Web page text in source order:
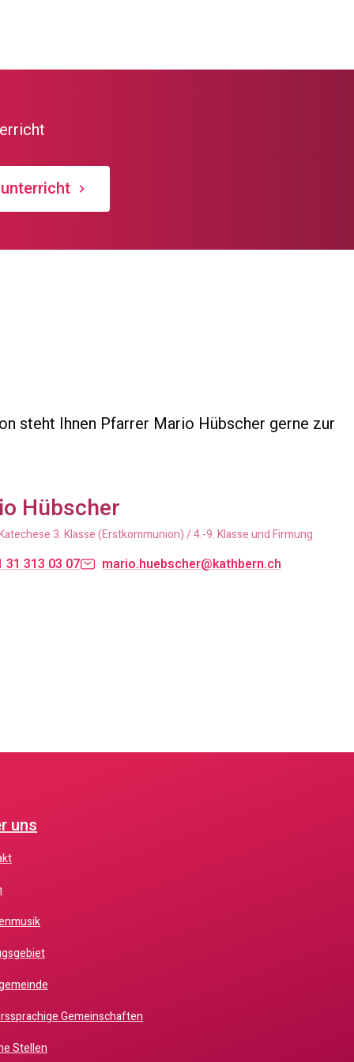
steht Ihnen Pfarrer Mario Hübscher gerne zur
Hübscher
3. Klasse (Erstkommunion) / 4.-9. Klasse und Firmung
31 313 03 07 mario.huebscher@kathbern.ch
uns
Gemeinschaften
Stellen